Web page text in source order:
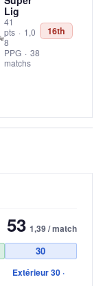
Lig
41
pts · 1,0
8
PPG · 38
matchs
16th
53 1,39 / match
30
Extérieur 30 ·